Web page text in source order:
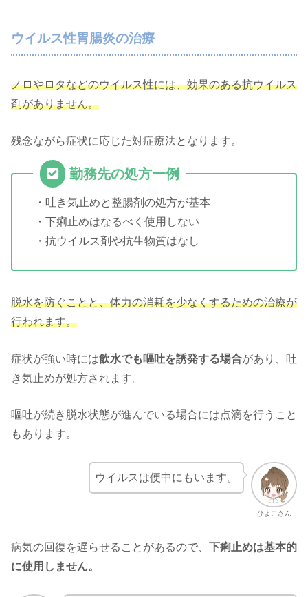
ウイルス性胃腸炎の治療
ノロやロタなどのウイルス性には、効果のある抗ウイルス
剤がありません。
残念ながら症状に応じた対症療法となります。
勤務先の処方一例
・吐き気止めと整腸剤の処方が基本
・下痢止めはなるべく使用しない
・抗ウイルス剤や抗生物質はなし
脱水を防ぐことと、体力の消耗を少なくするための治療が
行われます。
症状が強い時には飲水でも嘔吐を誘発する場合があり、吐
き気止めが処方されます。
嘔吐が続き脱水状態が進んでいる場合には点滴を行うこと
もあります。
ひよこさん
ウイルスは便中にもいます。
病気の回復を遅らせることがあるので、 下痢止めは基本的
に使用しません。